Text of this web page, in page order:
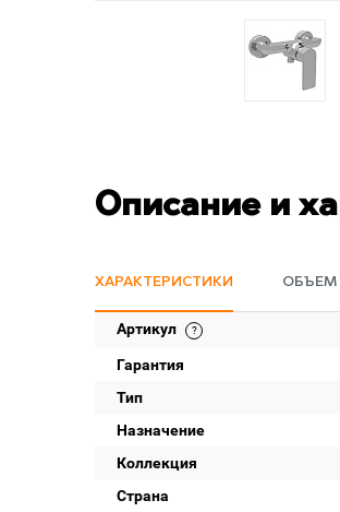
Описание и
ХАРАКТЕРИСТИКИ ОБЪЕМ
Артикул
Гарантия
Тип
Назначение
Коллекция
Страна